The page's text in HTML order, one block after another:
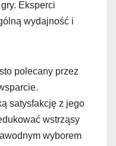
Eksperci
wydajność i
polecany przez
satysfakcję z jego
wstrząsy
wyborem